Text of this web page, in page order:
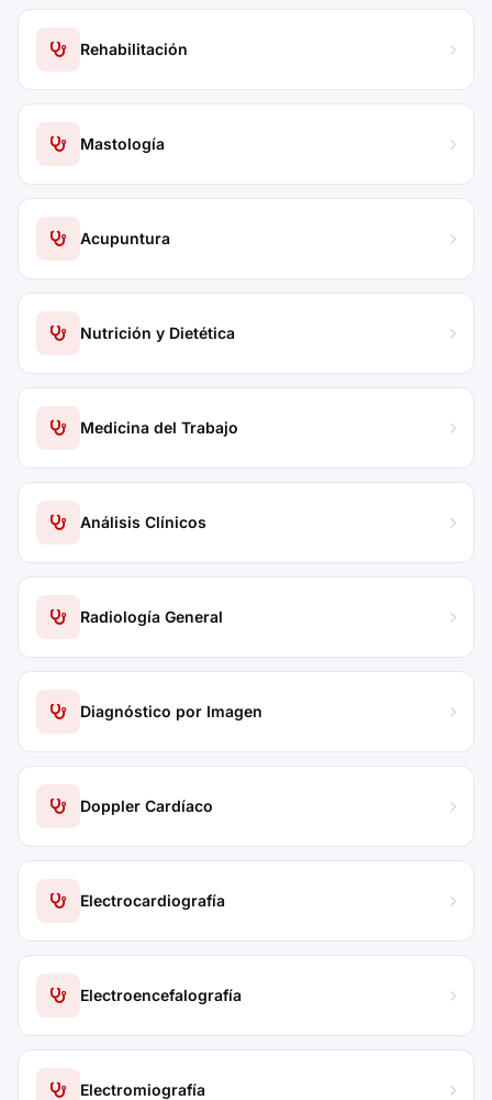
Rehabilitación
Mastología
Acupuntura
Nutrición y Dietética
Medicina del Trabajo
Análisis Clínicos
Radiología General
Diagnóstico por Imagen
Doppler Cardíaco
Electrocardiografía
Electroencefalografía
Electromiografía